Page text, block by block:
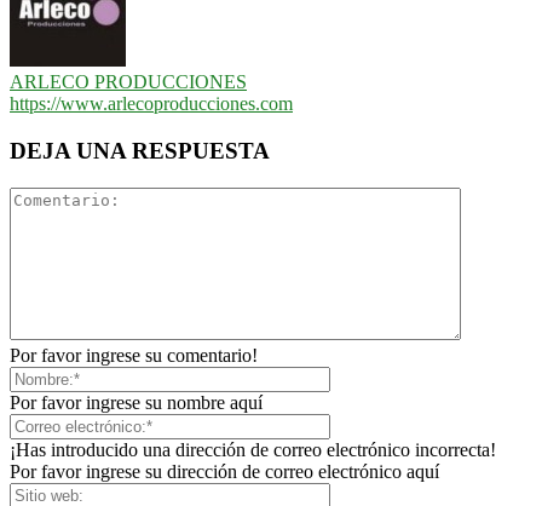
ARLECO PRODUCCIONES
https://www.arlecoproducciones.com
DEJA UNA RESPUESTA
Por favor ingrese su comentario!
Por favor ingrese su nombre aquí
¡Has introducido una dirección de correo electrónico incorrecta!
Por favor ingrese su dirección de correo electrónico aquí